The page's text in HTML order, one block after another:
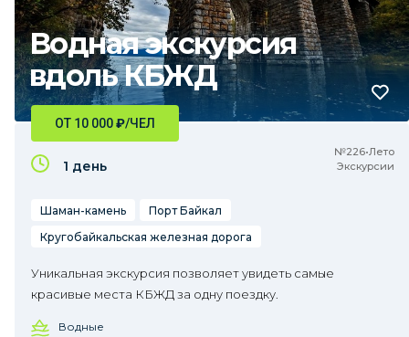
Водная экскурсия
вдоль КБЖД
№226•Лето
Экскурсии
ОТ 10 000₽/ЧЕЛ
1 день
Шаман-камень
Порт Байкал
Кругобайкальская железная дорога
Уникальная экскурсия позволяет увидеть самые
красивые места КБЖД за одну поездку.
Водные